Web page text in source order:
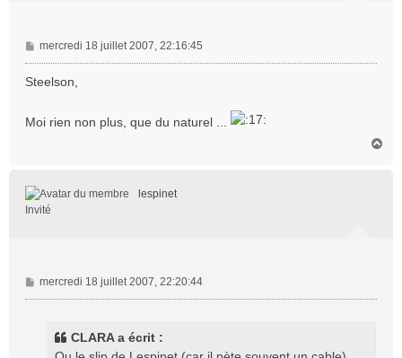
M
e
s
g
mercredi 18 juillet 2007, 22:16:45
Steelson,
Moi rien non plus, que du naturel ...
lespinet
Invité
M
e
mercredi 18 juillet 2007, 22:20:44
CLARA a écrit :